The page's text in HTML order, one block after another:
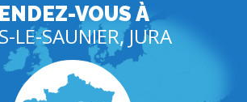
VOUS À
LE-SAUNIER, JURA